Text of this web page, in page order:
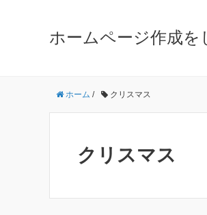
ホームページ作成
ホーム / クリスマス
クリスマス